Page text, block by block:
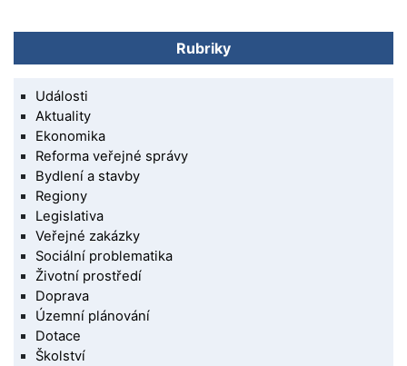
Rubriky
Události
Aktuality
Ekonomika
Reforma veřejné správy
Bydlení a stavby
Regiony
Legislativa
Veřejné zakázky
Sociální problematika
Životní prostředí
Doprava
Územní plánování
Dotace
Školství